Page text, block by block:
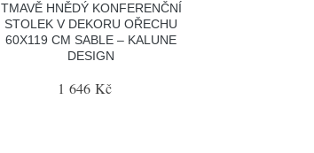
TMAVĚ HNĚDÝ KONFERENČNÍ
STOLEK V DEKORU OŘECHU
60X119 CM SABLE – KALUNE
DESIGN
1 646 Kč